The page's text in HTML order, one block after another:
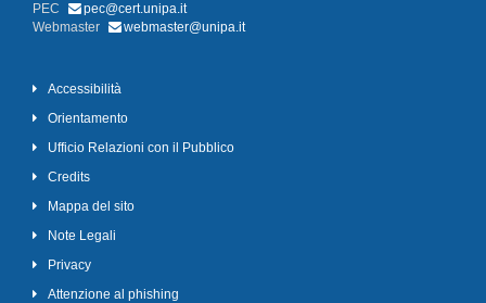
PEC
pec@cert.unipa.it
Webmaster
webmaster@unipa.it
Accessibilità
Orientamento
Ufficio Relazioni con il Pubblico
Credits
Mappa del sito
Note Legali
Privacy
Attenzione al phishing